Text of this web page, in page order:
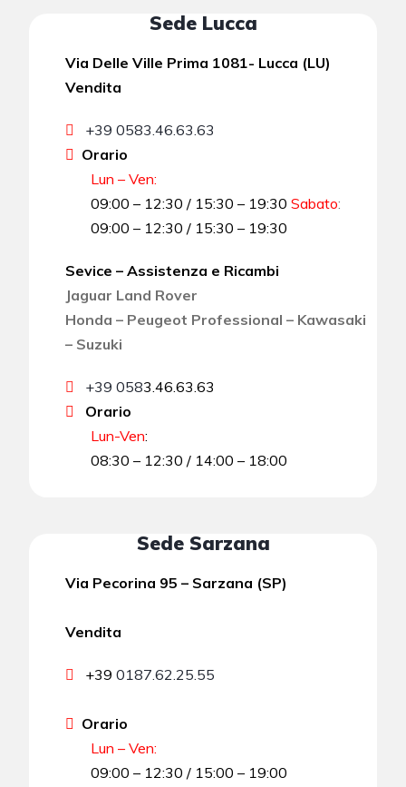
Sede Lucca
Via Delle Ville Prima 1081- Lucca (LU)
Vendita
+39 0583.46.63.63
Orario
Lun – Ven:
09:00 – 12:30 / 15:30 – 19:30 Sabato:
09:00 – 12:30 / 15:30 – 19:30
Sevice – Assistenza e Ricambi
Jaguar Land Rover
Honda – Peugeot Professional – Kawasaki
– Suzuki
+39 0583.46.63.63
Orario
Lun-Ven:
08:30 – 12:30 / 14:00 – 18:00
Sede Sarzana
Via Pecorina 95 – Sarzana (SP)
Vendita
+390187.62.25.55
Orario
Lun – Ven:
09:00 – 12:30 / 15:00 – 19:00